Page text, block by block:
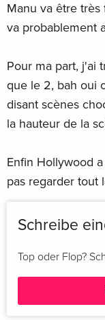
ray
4K Ultra HD + Blu-ray
Französisch
Limited Edition,
+ Booklet, Limited
HD + Blu-ray
Italienisch
Manu va être
va probablement
Pour ma part, j'ai
que le 2, bah oui
disant scènes
la hauteur de la
Enfin Hollywood
pas regarder tout
Schreibe
Top oder Flop?